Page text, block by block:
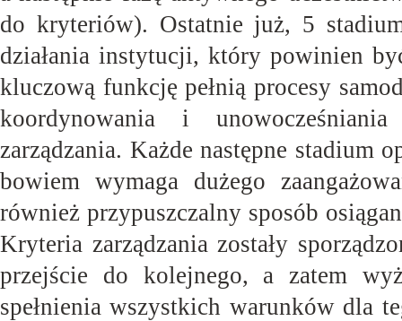
do kryteriów). Ostatnie już, 5
działania instytucji, który powinien
kluczową funkcję pełnią procesy
koordynowania i
zarządzania. Każde następne stadium
bowiem wymaga dużego
również przypuszczalny sposób
Kryteria zarządzania zostały
przejście do kolejnego, a zatem
spełnienia wszystkich warunków dla